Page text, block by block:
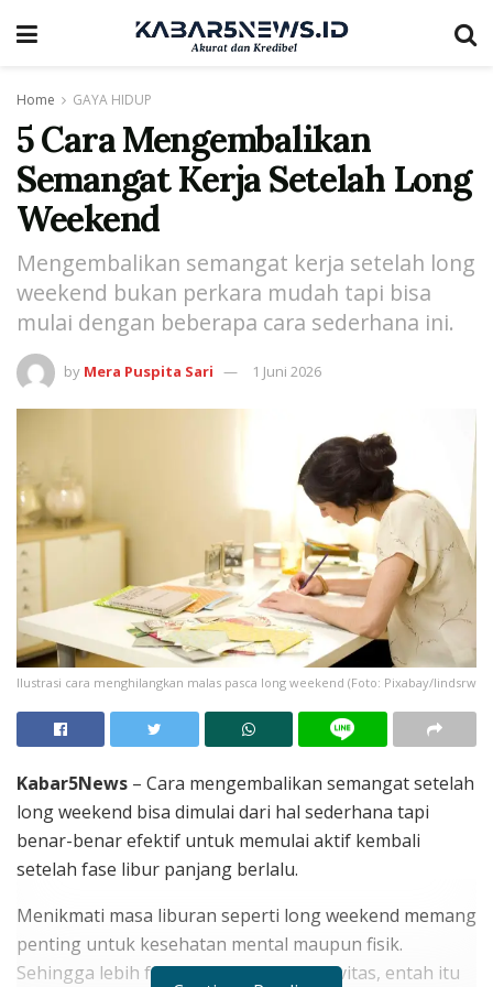
Home GAYA HIDUP
5 Cara Mengembalikan
Semangat Kerja Setelah Long
Weekend
Mengembalikan semangat kerja setelah long
weekend bukan perkara mudah tapi bisa
mulai dengan beberapa cara sederhana ini.
by Mera Puspita Sari 1 Juni 2026
Ilustrasi cara menghilangkan malas pasca long weekend (Foto: Pixabay/lindsrw
Kabar5News – Cara mengembalikan semangat setelah
long weekend bisa dimulai dari hal sederhana tapi
benar-benar efektif untuk memulai aktif kembali
setelah fase libur panjang berlalu.
Menikmati masa liburan seperti long weekend memang
penting untuk kesehatan mental maupun fisik.
Sehingga lebih fresh saat memulai aktivitas, entah itu